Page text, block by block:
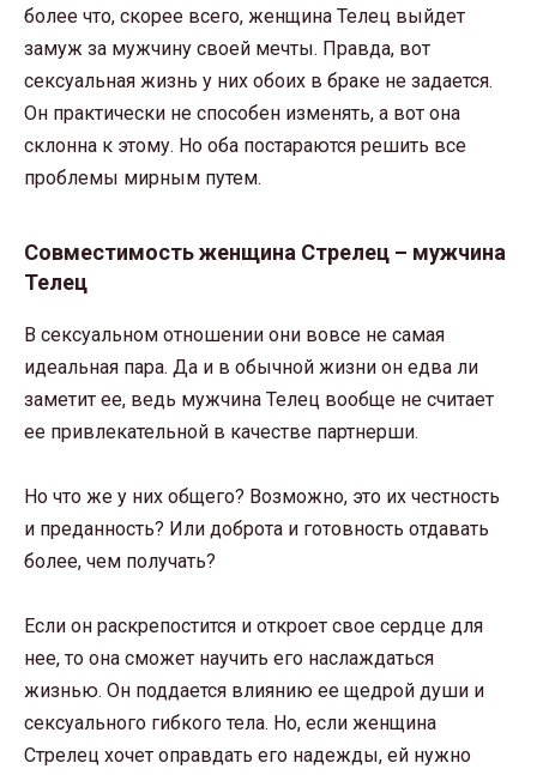
более что, скорее всего, женщина Телец выйдет
замуж за мужчину своей мечты. Правда, вот
сексуальная жизнь у них обоих в браке не задается.
Он практически не способен изменять, а вот она
склонна к этому. Но оба постараются решить все
проблемы мирным путем.
Совместимость женщина Стрелец – мужчина
Телец
В сексуальном отношении они вовсе не самая
идеальная пара. Да и в обычной жизни он едва ли
заметит ее, ведь мужчина Телец вообще не считает
ее привлекательной в качестве партнерши.
Но что же у них общего? Возможно, это их честность
и преданность? Или доброта и готовность отдавать
более, чем получать?
Если он раскрепостится и откроет свое сердце для
нее, то она сможет научить его наслаждаться
жизнью. Он поддается влиянию ее щедрой души и
сексуального гибкого тела. Но, если женщина
Стрелец хочет оправдать его надежды, ей нужно